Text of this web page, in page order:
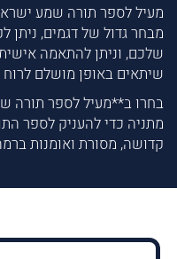
מעיל לספר תורה שמע
מבחר גדול של דגמים,
שלכם, וניתן להתאמה
שיתאים באופן מושלם
בחרו ב**מעיל לספר תורה
מתניה כדי להעניק לספר
קדושה, מסורת ואומנות